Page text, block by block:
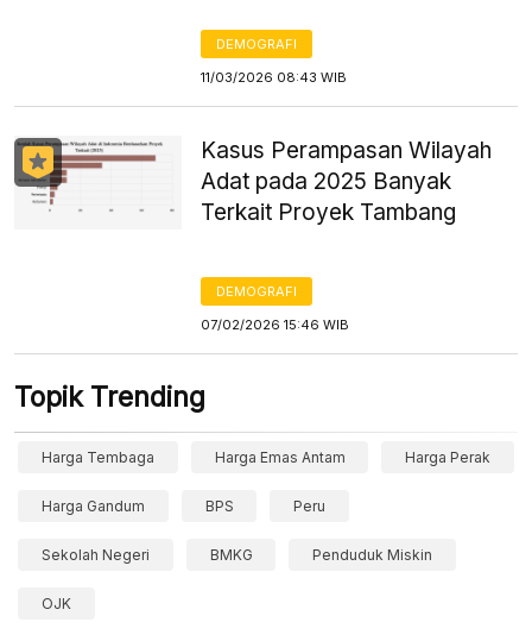
DEMOGRAFI
11/03/2026 08:43 WIB
Kasus Perampasan Wilayah
Adat pada 2025 Banyak
Terkait Proyek Tambang
DEMOGRAFI
07/02/2026 15:46 WIB
Topik Trending
Harga Tembaga Harga Emas Antam Harga Perak
Harga Gandum BPS Peru
Sekolah Negeri BMKG Penduduk Miskin
OJK